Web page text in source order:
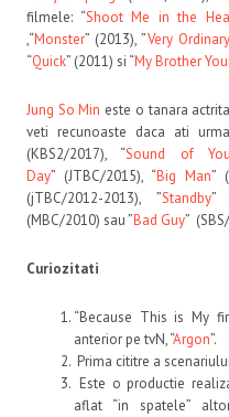
filmele: “Shoot Me in the
,“Monster” (2013), ”Very
“Quick” (2011) si “My Brother
Jung So Min este o tanara
veti recunoaste daca ati
(KBS2/2017), “Sound of
Day” (JTBC/2015), “Big Man”
(jTBC/2012-2013), ”Standby”
(MBC/2010) sau ”Bad Guy”
Curiozitati
“Because This is My
anterior pe tvN, “Argon”.
Prima cititre a
Este o productie
aflat “in spatele”